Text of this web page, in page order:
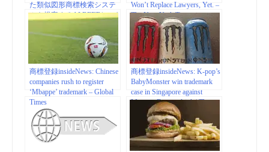
た類似図形商標検索システ
ムを提案するALBERT | マイ
Won’t Replace Lawyers, Yet. –
The New York Times
商標登録insideNews: Chinese
companies rush to register
‘Mbappe’ trademark – Global
Times
商標登録insideNews: K-pop’s
BabyMonster win trademark
case in Singapore against
Monster Energy drink | The
Straits Times